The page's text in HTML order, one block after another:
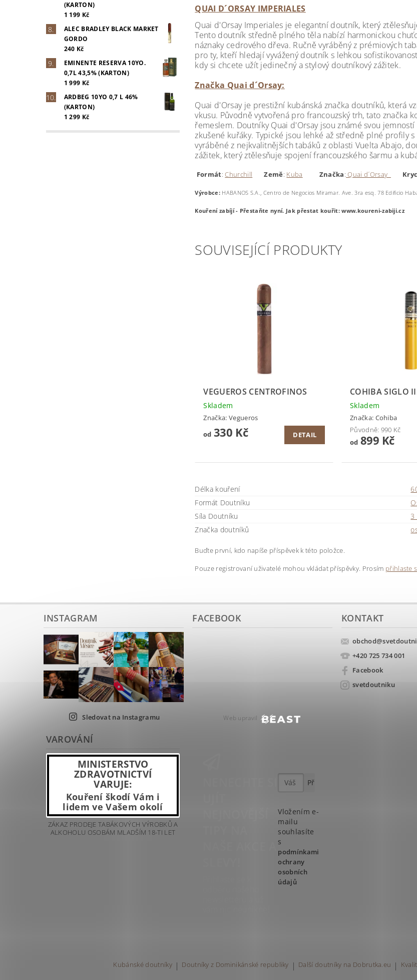
(KARTON)
1 199 Kč
ALEC BRADLEY BLACK MARKET
GORDO
240 Kč
EMINENTE RESERVA 10YO.
0,7L 43,5% (KARTON)
1 999 Kč
ARDBEG 10YO 0,7 L 46%
(KARTON)
1 299 Kč
QUAI D´ORSAY IMPERIALES
Quai d'Orsay Imperiales je elegantní doutník, který
Tento doutník středně plného těla nabízí harmonickou
náznaky cedrového dřeva. Ručně vyráběný z prémiových
pro ty, kteří hledají vyvážený doutník s lehkou
kdy si chcete užít jedinečný a stylový doutníkový zážitek.
Značka Quai d´Orsay:
Quai d'Orsay je prestižní kubánská značka doutníků, která
vkusu. Původně vytvořená pro francouzský trh, tato značka
řemeslem. Doutníky Quai d'Orsay jsou známé svou
zkušené kuřáky. Typické jsou lehké až středně plné profily
vyráběné z nejkvalitnějších tabáků z oblasti Vuelta Abajo,
zážitek, který ztělesňuje spojení francouzského šarmu a
Formát:Churchill Země: Kuba Značka: Quai d´Orsay
Výrobce:HABANOS S.A., Centro de Negocios Miramar. Ave. 3ra esq. 78 Edificio
Kouření zabíjí - Přestaňte nyní. Jak přestat kouřit: www.koureni-zabiji.cz
SOUVISEJÍCÍ PRODUKTY
VEGUEROS CENTROFINOS
Skladem
Značka: Vegueros
od330 Kč DETAIL
COHIBA SIGLO
Skladem
Značka: Cohiba
Původně: 990 Kč
od899 Kč
Délka kouření
Formát Doutníku
Síla Doutníku
3
Značka doutníků
Buďte první, kdo napíše příspěvek k této položce.
Pouze registrovaní uživatelé mohou vkládat příspěvky. Prosím přihlaste
INSTAGRAM
Sledovat na Instagramu
FACEBOOK KONTAKT
obchod@
+420 725 734 001
Facebook
svetdoutniku
VAROVÁNÍ
MINISTERSTVO
ZDRAVOTNICTVÍ
VARUJE:
Kouření škodí Vám i
lidem ve Vašem okolí
ZÁKAZ PRODEJE TABÁKOVÝCH VÝROBKŮ A
ALKOHOLU OSOBÁM MLADŠÍM 18-TI LET
Web upravil
Vložením e-
mailu
souhlasíte
s
podmínkami
ochrany
osobních
údajů
Kubánské doutníky | Doutníky z Dominikánské republiky | Další doutníky na Dobrutka.eu |